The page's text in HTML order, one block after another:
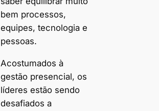
bem processos,
equipes, tecnologia e
pessoas.
Acostumados à
gestão presencial, os
líderes estão sendo
desafiados a